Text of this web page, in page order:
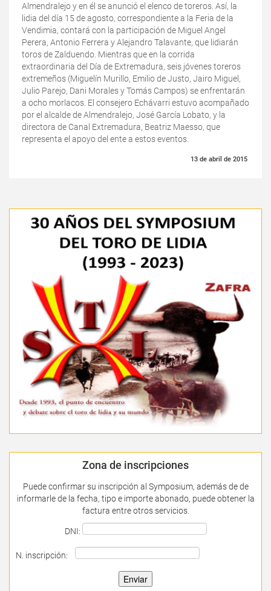
Almendralejo y en él se anunció el elenco de toreros. Así, la
lidia del día 15 de agosto, correspondiente a la Feria de la
Vendimia, contará con la participación de Miguel Angel
Perera, Antonio Ferrera y Alejandro Talavante, que lidiarán
toros de Zalduendo. Mientras que en la corrida
extraordinaria del Día de Extremadura, seis jóvenes toreros
extremeños (Miguelín Murillo, Emilio de Justo, Jairo Miguel,
Julio Parejo, Dani Morales y Tomás Campos) se enfrentarán
a ocho morlacos. El consejero Echávarri estuvo acompañado
por el alcalde de Almendralejo, José García Lobato, y la
directora de Canal Extremadura, Beatriz Maesso, que
representa el apoyo del ente a estos eventos.
13 de abril de 2015
Zona de inscripciones
Puede confirmar su inscripción al Symposium, además de de
informarle de la fecha, tipo e importe abonado, puede obtener la
factura entre otros servicios.
DNI:
N. inscripción: